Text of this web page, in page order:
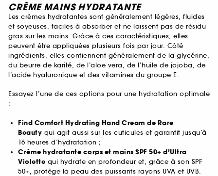
CRÈME MAINS HYDRATANTE
Les crèmes hydratantes sont généralement légères, fluides
et soyeuses, faciles à absorber et ne laissent pas de résidu
gras sur les mains. Grâce à ces caractéristiques, elles
peuvent être appliquées plusieurs fois par jour. Côté
ingrédients, elles contiennent généralement de la glycérine,
du beurre de karité, de l’aloe vera, de l’huile de jojoba, de
l’acide hyaluronique et des vitamines du groupe E.
Essayez l’une de ces options pour une hydratation optimale
:
Find Comfort Hydrating Hand Cream de Rare
Beauty qui agit aussi sur les cuticules et garantit jusqu’à
16 heures d’hydratation ;
Crème hydratante corps et mains SPF 50+ d’Ultra
Violette qui hydrate en profondeur et, grâce à son SPF
50+, protège la peau des puissants rayons UVA et UVB.